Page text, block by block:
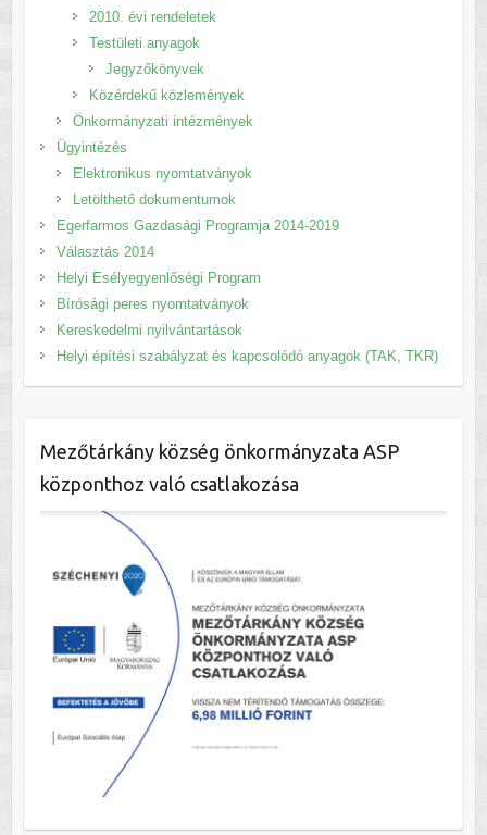
2010. évi rendeletek
Testületi anyagok
Jegyzőkönyvek
Közérdekű közlemények
Önkormányzati intézmények
Ügyintézés
Elektronikus nyomtatványok
Letölthető dokumentumok
Egerfarmos Gazdasági Programja 2014-2019
Választás 2014
Helyi Esélyegyenlőségi Program
Bírósági peres nyomtatványok
Kereskedelmi nyilvántartások
Helyi építési szabályzat és kapcsolódó anyagok (TAK, TKR)
Mezőtárkány község önkormányzata ASP
központhoz való csatlakozása